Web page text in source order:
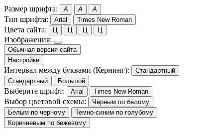
Размер шрифта: A A A
Тип шрифта: Arial Times New Roman
Цвета сайта: Ц Ц Ц Ц
Изображения:
Обычная версия сайта
Настройки
Интервал между буквами (Кернинг):
Стандартный
Стандартный
Большой
Выберите шрифт: Arial Times New Roman
Выбор цветовой схемы:
Черным по белому
Белым по черному
Темно-синим по голубому
Коричневым по бежевому